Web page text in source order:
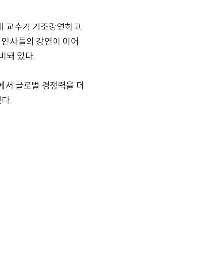
교수가 기조강연하고,
사들의 강연이 이어
돼 있다.
서 글로벌 경쟁력을 더
.